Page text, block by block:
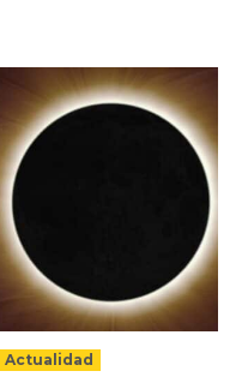
Actualidad